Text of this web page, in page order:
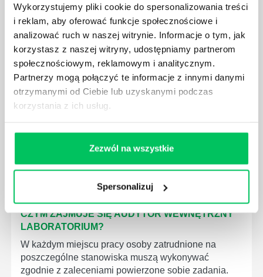
Wykorzystujemy pliki cookie do spersonalizowania treści
i reklam, aby oferować funkcje społecznościowe i
analizować ruch w naszej witrynie. Informacje o tym, jak
korzystasz z naszej witryny, udostępniamy partnerom
społecznościowym, reklamowym i analitycznym.
Partnerzy mogą połączyć te informacje z innymi danymi
otrzymanymi od Ciebie lub uzyskanymi podczas
korzystania z ich usług.
Zezwól na wszystkie
Spersonalizuj
GDZIE MOŻEMY ZAPOZNAĆ SIĘ Z
WYMAGANIAMI NORM JAKOŚCI WYROBÓW
MEDYCZNYCH?
W związku z ogromnym rozwojem dzisiejszego
społeczeństwa wprowadzane jest coraz więcej reguł,
które mają za zadanie poprawić poszczególne
dziedziny gospodarki. Dzięki nim wszystkie firmy
będą zobowiązane przestrzegać zasad, których
produktów, które trafiają do klientów.
CZYM ZAJMUJE SIĘ AUDYTOR WEWNĘTRZNY
LABORATORIUM?
W każdym miejscu pracy osoby zatrudnione na
poszczególne stanowiska muszą wykonywać
zgodnie z zaleceniami powierzone sobie zadania.